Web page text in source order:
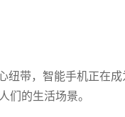
纽带，智能手机正在
们的生活场景。